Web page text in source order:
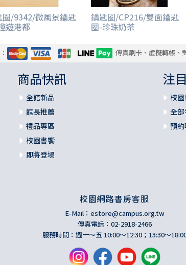
圈/9342/微風景鑰匙
遊港都
鑰匙圈/CP216/雙面鑰匙
圈-珍珠奶茶
傳真刷卡、虛擬轉帳、
商品快訊
全館新品
館長推薦
禮品專區
校園書饗
即將登場
注
校
全
預
校園網路書房客服
E-Mail： estore@campus.org.tw
傳真電話：02-2918-2466
服務時間：週一～五 10:00～12:30；13:30～